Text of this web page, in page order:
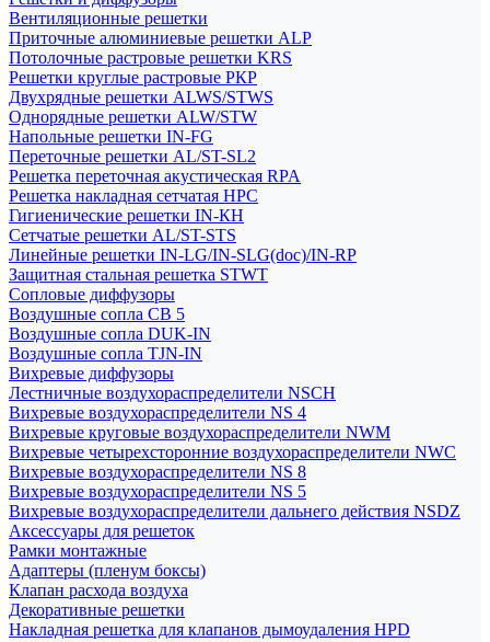
Вентиляционные решетки
Приточные алюминиевые решетки ALP
Потолочные растровые решетки KRS
Решетки круглые растровые РКР
Двухрядные решетки ALWS/STWS
Однорядные решетки ALW/STW
Напольные решетки IN-FG
Переточные решетки AL/ST-SL2
Решетка переточная акустическая RPA
Решетка накладная сетчатая НРС
Гигиенические решетки IN-КН
Сетчатые решетки AL/ST-STS
Линейные решетки IN-LG/IN-SLG(doc)/IN-RP
Защитная стальная решетка STWT
Сопловые диффузоры
Воздушные сопла СВ 5
Воздушные сопла DUK-IN
Воздушные сопла TJN-IN
Вихревые диффузоры
Лестничные воздухораспределители NSCH
Вихревые воздухораспределители NS 4
Вихревые круговые воздухораспределители NWM
Вихревые четырехсторонние воздухораспределители NWC
Вихревые воздухораспределители NS 8
Вихревые воздухораспределители NS 5
Вихревые воздухораспределители дальнего действия NSDZ
Аксессуары для решеток
Рамки монтажные
Адаптеры (пленум боксы)
Клапан расхода воздуха
Декоративные решетки
Накладная решетка для клапанов дымоудаления HPD